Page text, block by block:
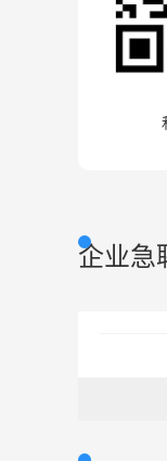
企业急